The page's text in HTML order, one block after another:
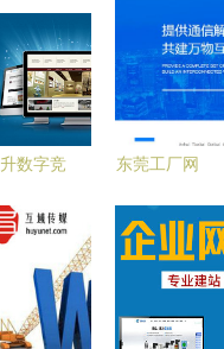
数字竞
网站建设
务的专业
指南
东莞工厂网
与青岛外放
手工活工厂